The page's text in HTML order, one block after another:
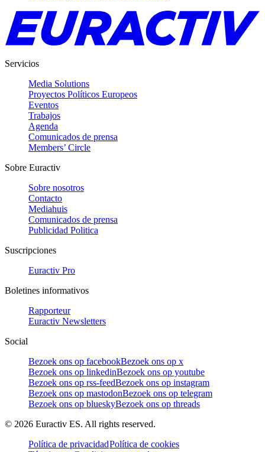
Servicios
Media Solutions
Proyectos Políticos Europeos
Eventos
Trabajos
Agenda
Comunicados de prensa
Members’ Circle
Sobre Euractiv
Sobre nosotros
Contacto
Mediahuis
Comunicados de prensa
Publicidad Politica
Suscripciones
Euractiv Pro
Boletines informativos
Rapporteur
Euractiv Newsletters
Social
Bezoek ons op facebookBezoek ons op x
Bezoek ons op linkedinBezoek ons op youtube
Bezoek ons op rss-feedBezoek ons op instagram
Bezoek ons op mastodonBezoek ons op telegram
Bezoek ons op blueskyBezoek ons op threads
© 2026 Euractiv ES. All rights reserved.
Política de privacidadPolítica de cookies